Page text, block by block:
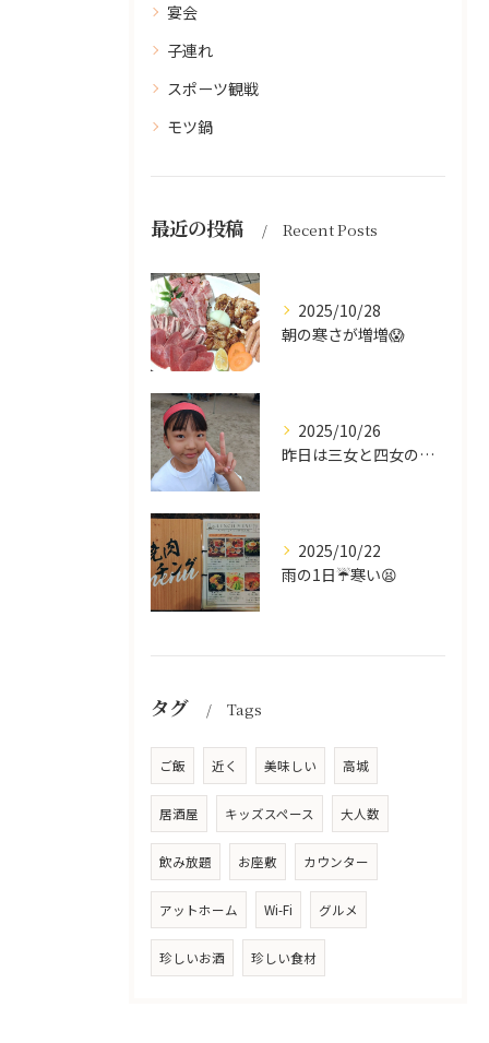
宴会
子連れ
スポーツ観戦
モツ鍋
最近の投稿 Recent Posts
2025/10/28
朝の寒さが増増😱
2025/10/26
昨日は三女と四女の運動会🥰
2025/10/22
雨の1日☔寒い😫
タグ Tags
ご飯 近く 美味しい 高城
居酒屋 キッズスペース 大人数
飲み放題 お座敷 カウンター
アットホーム Wi-Fi グルメ
珍しいお酒 珍しい食材